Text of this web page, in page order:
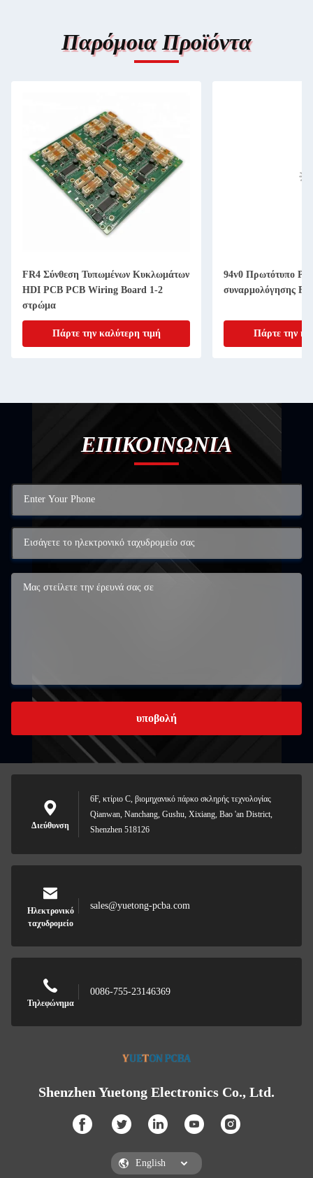
Παρόμοια Προϊόντα
FR4 Σύνθεση Τυπωμένων Κυκλωμάτων
HDI PCB PCB Wiring Board 1-2
στρώμα
Πάρτε την καλύτερη τιμή
94v0 Πρωτότυπο
συναρμολόγησης
Πάρτε την
ΕΠΙΚΟΙΝΩΝΙΑ
υποβολή
Διεύθυνση
6F, κτίριο C, βιομηχανικό πάρκο σκληρής τεχνολογίας
Qianwan, Nanchang, Gushu, Xixiang, Bao 'an District,
Shenzhen 518126
Ηλεκτρονικό
ταχυδρομείο
sales@yuetong-pcba.com
Τηλεφώνημα
0086-755-23146369
Shenzhen Yuetong Electronics Co., Ltd.